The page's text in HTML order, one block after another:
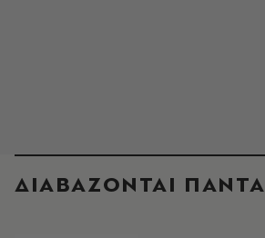
ΔΙΑΒΑΖΟΝΤΑΙ ΠΑΝΤΑ